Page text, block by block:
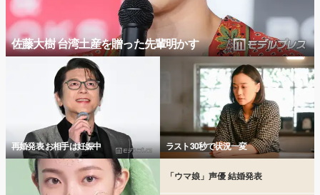
佐藤大樹 台湾土産を贈った先輩明かす
再婚発表 お相手は妊娠中 ラスト30秒で状況一変
「ウマ娘」声優 結婚発表